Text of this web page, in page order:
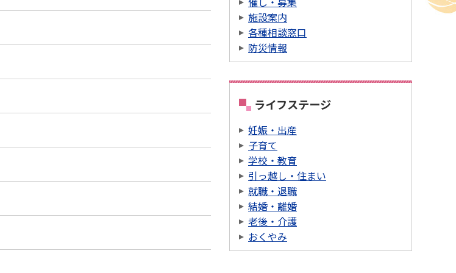
施設案内
各種相談窓口
防災情報
ライフステージ
妊娠・出産
子育て
学校・教育
引っ越し・住まい
就職・退職
結婚・離婚
老後・介護
おくやみ